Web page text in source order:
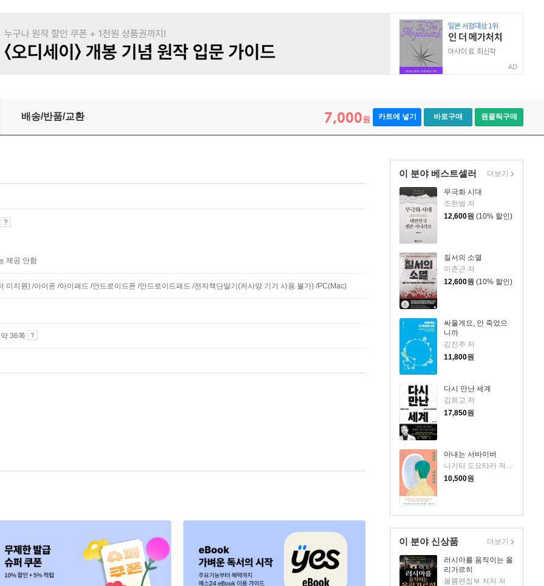
AD
배송/반품/교환 7,000원 카트에 넣기 바로구매 원클릭구매
이 분야 베스트셀러
무극화 시대
조한범 저
12,600원 (10% 할인)
질서의 소멸
이춘근 저
12,600원 (10% 할인)
싸울게요, 안 죽었으
니까
김진주 저
11,800원
다시 만난 세계
김희교 저
17,850원
아내는 서바이버
나가타 도요타카 저/서라미 역
10,500원
더보기
이 분야 신상품
러시아를 움직이는 올
리가르히
볼륨편집부 저자 저
더보기
제공 안함
미지원) /아이폰 /아이패드 /안드로이드폰 /안드로이드패드 /전자책단말기(저사양 기기 사용 불가) /PC(Mac)
36쪽